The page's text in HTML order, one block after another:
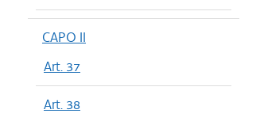
CAPO II
Art. 37
Art. 38